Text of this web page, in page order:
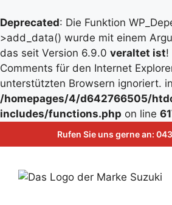
Deprecated: Die Funktion
>add_data() wurde mit einem
das seit Version 6.9.0 veraltet ist!
Comments für den Internet
unterstützten Browsern ignoriert. in
/homepages/4/d642766505/
includes/functions.php on line
Zum
Inhalt
Inhalt
Rufen Sie uns gerne an: